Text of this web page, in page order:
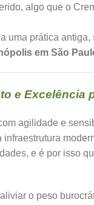
algo que o
uma prática
em São
e Excelência
agilidade e
infraestrutura
e é por isso
o peso